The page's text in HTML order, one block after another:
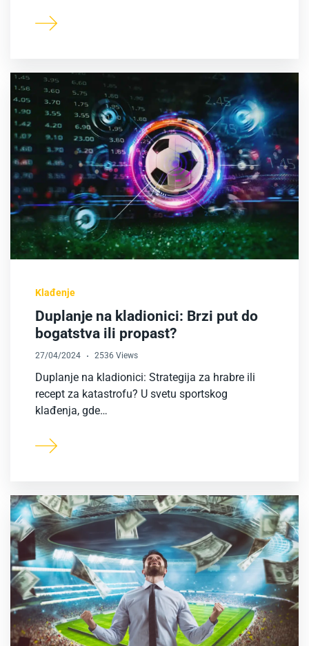
Klađenje
Duplanje na kladionici: Brzi put do
bogatstva ili propast?
27/04/2024 2536 Views
Duplanje na kladionici: Strategija za hrabre ili
recept za katastrofu? U svetu sportskog
klađenja, gde…